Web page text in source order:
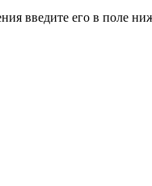
введите его в поле